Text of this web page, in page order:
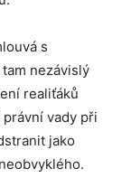
s
nezávislý
realiťáků
vady při
jako